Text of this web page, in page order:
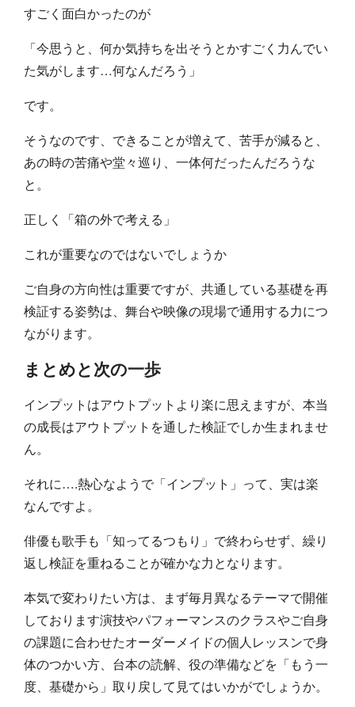
すごく面白かったのが
「今思うと、何か気持ちを出そうとかすごく力んでい
た気がします…何なんだろう」
です。
そうなのです、できることが増えて、苦手が減ると、
あの時の苦痛や堂々巡り、一体何だったんだろうな
と。
正しく「箱の外で考える」
これが重要なのではないでしょうか
ご自身の方向性は重要ですが、共通している基礎を再
検証する姿勢は、舞台や映像の現場で通用する力につ
ながります。
まとめと次の一歩
インプットはアウトプットより楽に思えますが、本当
の成長はアウトプットを通した検証でしか生まれませ
ん。
それに….熱心なようで「インプット」って、実は楽
なんですよ。
俳優も歌手も「知ってるつもり」で終わらせず、繰り
返し検証を重ねることが確かな力となります。
本気で変わりたい方は、まず毎月異なるテーマで開催
しております演技やパフォーマンスのクラスやご自身
の課題に合わせたオーダーメイドの個人レッスンで身
体のつかい方、台本の読解、役の準備などを「もう一
度、基礎から」取り戻して見てはいかがでしょうか。